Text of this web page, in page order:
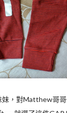
，對Matthew哥哥